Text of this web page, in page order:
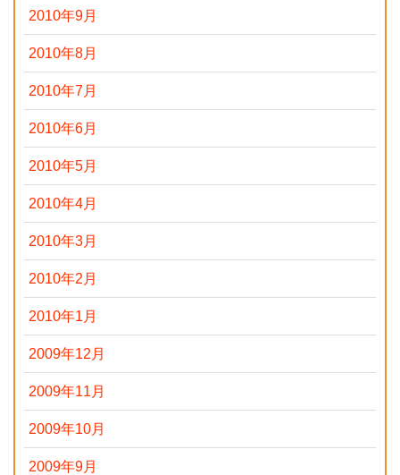
2010年9月
2010年8月
2010年7月
2010年6月
2010年5月
2010年4月
2010年3月
2010年2月
2010年1月
2009年12月
2009年11月
2009年10月
2009年9月